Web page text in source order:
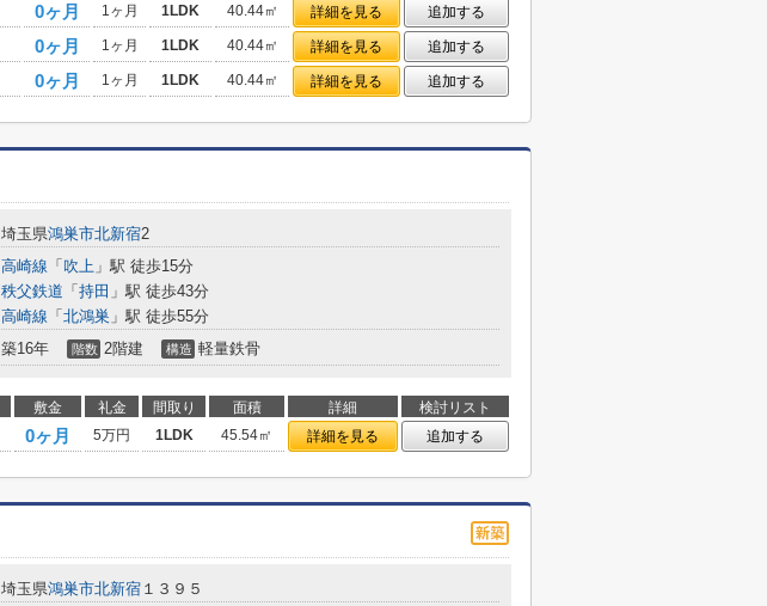
0ヶ月 1ヶ月 1LDK 40.44㎡ 詳細を見る
追加する
0ヶ月 1ヶ月 1LDK 40.44㎡ 詳細を見る
追加する
0ヶ月 1ヶ月 1LDK 40.44㎡ 詳細を見る 追加する
埼玉県鴻巣市北新宿2
高崎線 「 吹上 」駅 徒歩15分
秩父鉄道 「 持田 」駅 徒歩43分
高崎線 「 北鴻巣 」駅 徒歩55分
築16年 階数 2階建 構造 軽量鉄骨
敷金 礼金 間取り 面積 詳細
検討リスト
0ヶ月 5万円 1LDK 45.54㎡ 詳細を見る 追加する
埼玉県鴻巣市北新宿 １３９５